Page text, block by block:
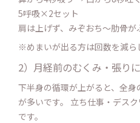
5呼吸×2セット
肩は上げず、みぞおち〜肋骨が
※めまいが出る方は回数を減ら
2）月経前のむくみ・張り
下半身の循環が上がると、全
が多いです。 立ち仕事・デス
です。